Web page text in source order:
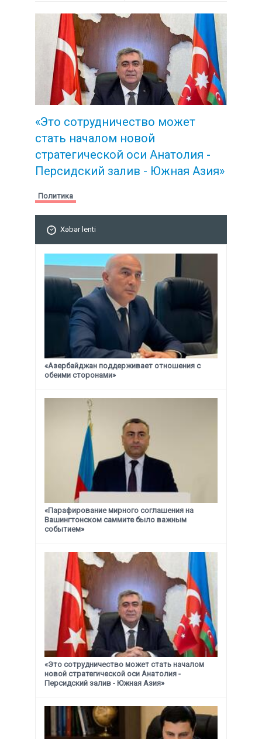
«Это сотрудничество может
стать началом новой
стратегической оси Анатолия -
Персидский залив - Южная Азия»
Политика
Xəbər lenti
«Азербайджан поддерживает отношения с
обеими сторонами»
«Парафирование мирного соглашения на
Вашингтонском саммите было важным
событием»
«Это сотрудничество может стать началом
новой стратегической оси Анатолия -
Персидский залив - Южная Азия»